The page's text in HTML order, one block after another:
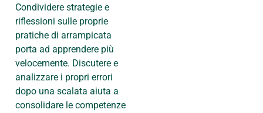
Condividere strategie e
riflessioni sulle proprie
pratiche di arrampicata
porta ad apprendere più
velocemente. Discutere e
analizzare i propri errori
dopo una scalata aiuta a
consolidare le competenze